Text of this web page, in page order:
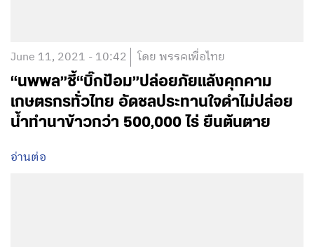
June 11, 2021 - 10:42 โดย พรรคเพื่อไทย
“นพพล”ชี้“บิ๊กป้อม”ปล่อยภัยแล้งคุกคาม
เกษตรกรทั่วไทย อัดชลประทานใจดำไม่ปล่อย
น้ำทำนาข้าวกว่า 500,000 ไร่ ยืนต้นตาย
อ่านต่อ